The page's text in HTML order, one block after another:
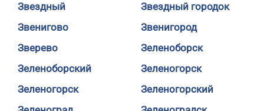
Звездный
Звездный городок
Звенигово
Звенигород
Зверево
Зеленоборск
Зеленоборский
Зеленогорск
Зеленогорск
Зеленогорский